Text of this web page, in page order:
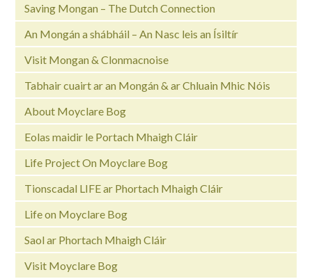
Saving Mongan – The Dutch Connection
An Mongán a shábháil – An Nasc leis an Ísiltír
Visit Mongan & Clonmacnoise
Tabhair cuairt ar an Mongán & ar Chluain Mhic Nóis
About Moyclare Bog
Eolas maidir le Portach Mhaigh Cláir
Life Project On Moyclare Bog
Tionscadal LIFE ar Phortach Mhaigh Cláir
Life on Moyclare Bog
Saol ar Phortach Mhaigh Cláir
Visit Moyclare Bog